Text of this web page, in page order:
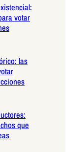
votar
las
que